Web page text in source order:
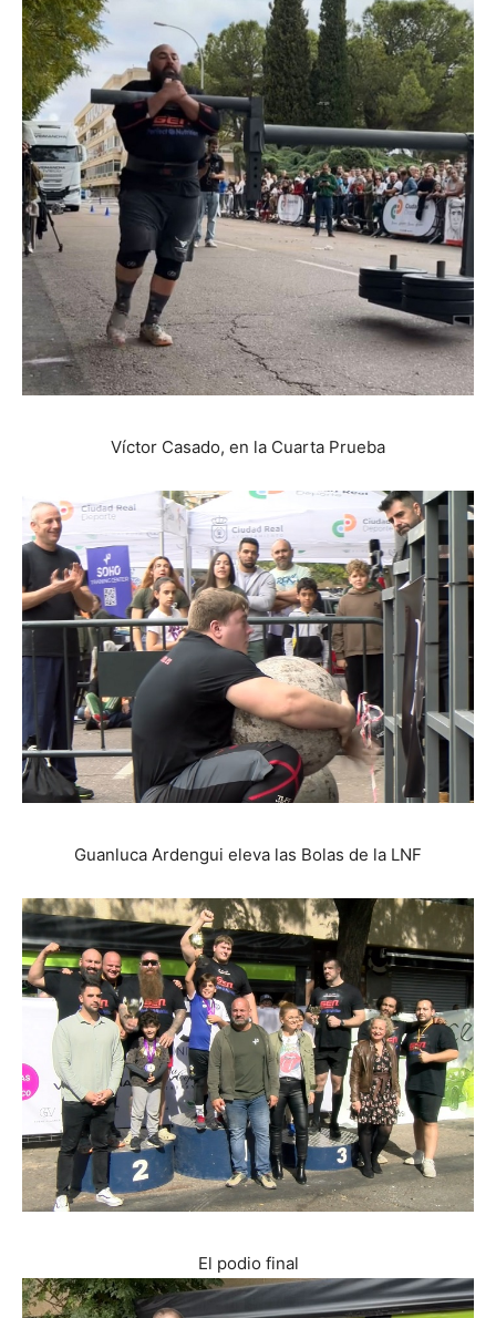
Víctor Casado, en la Cuarta Prueba
Guanluca Ardengui eleva las Bolas de la LNF
El podio final